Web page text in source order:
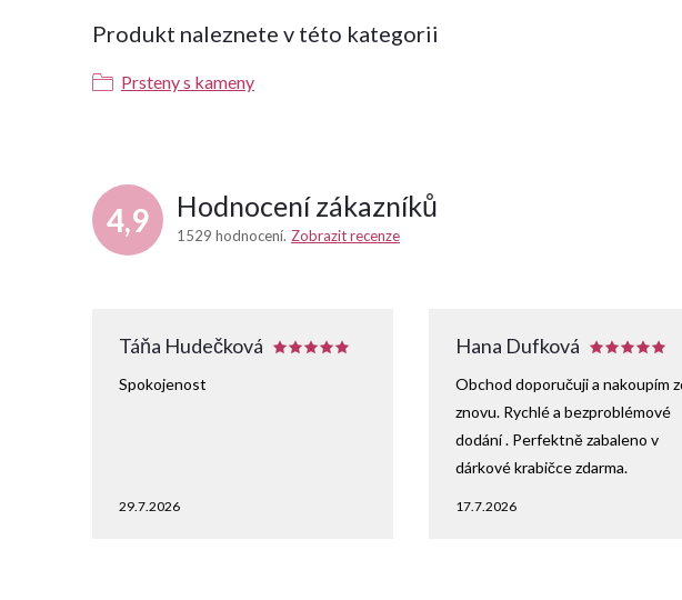
Produkt naleznete v této kategorii
Prsteny s kameny
4,9 Hodnocení zákazníků
1529 hodnocení Zobrazit recenze
Táňa Hudečková
29.7.2026
Spokojenost
Hana Dufková
17.7.2026
Obchod doporučuji a nakoupím
znovu. Rychlé a bezproblémové
dodání . Perfektně zabaleno v
dárkové krabičce zdarma.